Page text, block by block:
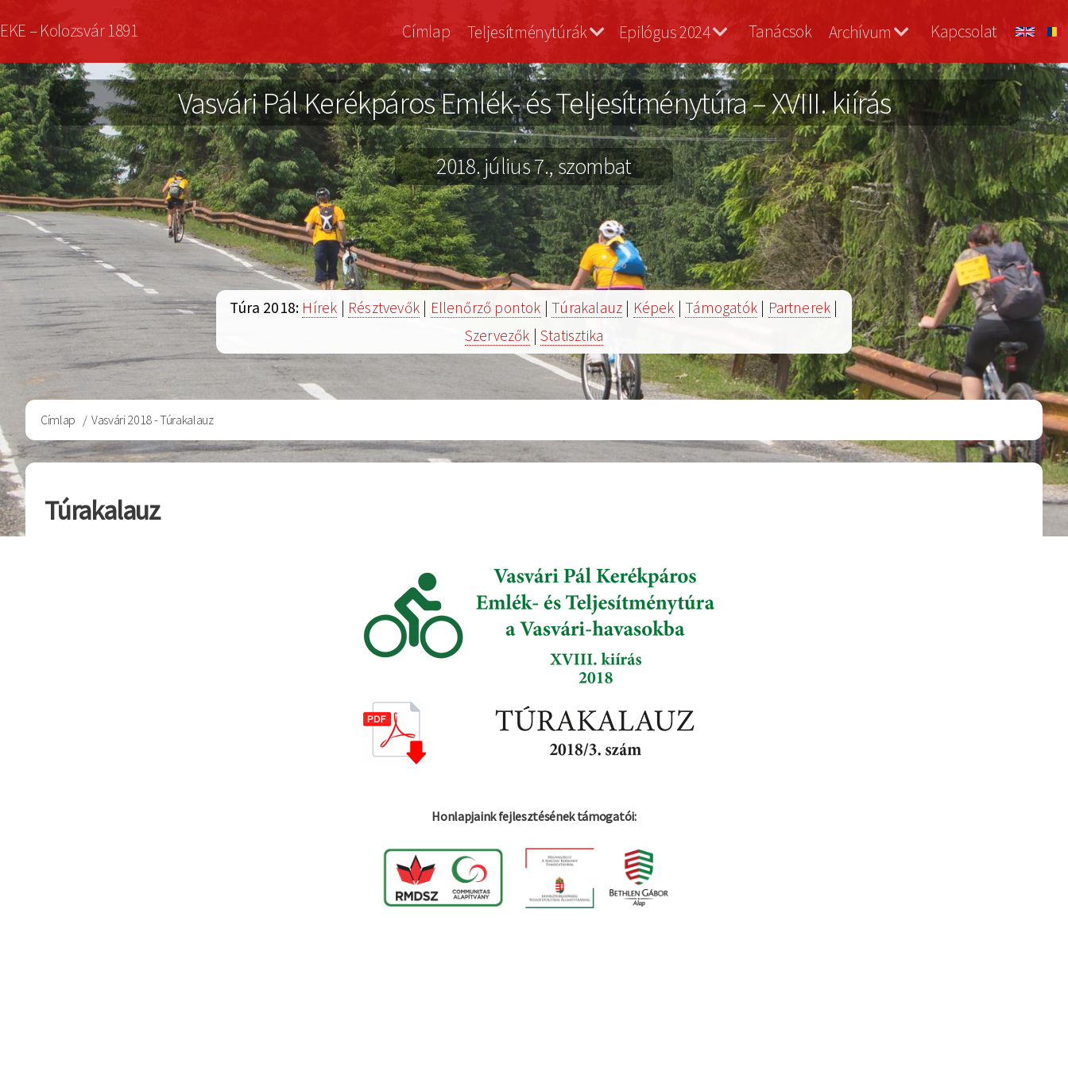
a
tartalomra
EKE – Kolozsvár 1891
Vasvári
Bringa
Címlap Teljesítménytúrák Epilógus 2024 Tanácsok Archívum Kapcsolat
Vasvári Pál Kerékpáros Emlék- és Teljesítménytúra – XVIII. kiírás
2018. július 7., szombat
Túra 2018: Hírek | Résztvevők| Ellenőrző pontok | Túrakalauz | Képek | Támogatók| Partnerek |
Szervezők |Statisztika
Morzsa
Címlap Vasvári 2018 - Túrakalauz
Túrakalauz
Honlapjaink fejlesztésének támogatói: